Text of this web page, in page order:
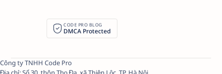
CODE PRO BLOG
DMCA Protected
Công ty TNHH Code Pro